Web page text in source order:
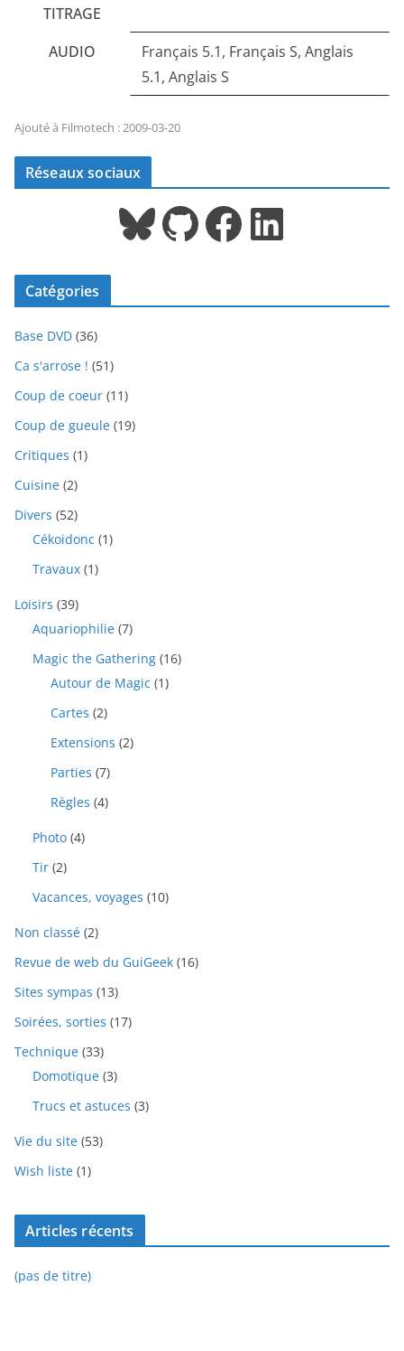
TITRAGE
AUDIO
Français 5.1, Français S, Anglais
5.1, Anglais S
Ajouté à Filmotech : 2009-03-20
Réseaux sociaux
Bluesky GitHub Facebook LinkedIn
Catégories
Base DVD (36)
Ca s'arrose ! (51)
Coup de coeur (11)
Coup de gueule (19)
Critiques (1)
Cuisine (2)
Divers (52)
Cékoidonc (1)
Travaux (1)
Loisirs (39)
Aquariophilie (7)
Magic the Gathering (16)
Autour de Magic (1)
Cartes (2)
Extensions (2)
Parties (7)
Règles (4)
Photo (4)
Tir (2)
Vacances, voyages (10)
Non classé (2)
Revue de web du GuiGeek (16)
Sites sympas (13)
Soirées, sorties (17)
Technique (33)
Domotique (3)
Trucs et astuces (3)
Vie du site (53)
Wish liste (1)
Articles récents
(pas de titre)